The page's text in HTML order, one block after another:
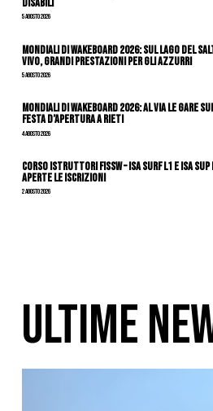
Disabili
5 Agosto 2026
Mondiali di Wakeboard 2026: sul Lago del
vivo, grandi prestazioni per gli azzurri
5 Agosto 2026
Mondiali di Wakeboard 2026: al via le gare
festa d’apertura a Rieti
4 Agosto 2026
CORSO ISTRUTTORI FISSW – ISA SURF L1 e ISA
APERTE LE ISCRIZIONI
2 Agosto 2026
ULTIME